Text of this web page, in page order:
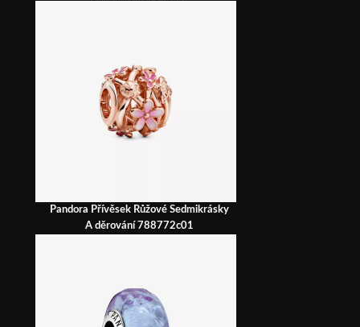
Pandora Přívěsek Růžové Sedmikrásky
A děrování 788772c01